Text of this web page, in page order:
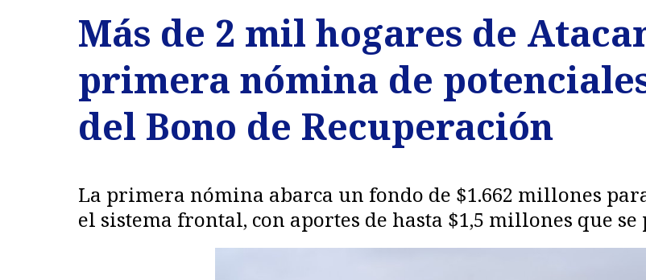
Más de 2 mil hogares de
primera nómina de
del Bono de Recuperación
La primera nómina abarca un fondo de $1.662 millones
el sistema frontal, con aportes de hasta $1,5 millones que se